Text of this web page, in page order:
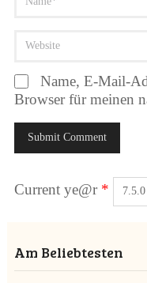
Name, E-Mail-
Browser für meinen
Current ye@r *
Am Beliebtesten